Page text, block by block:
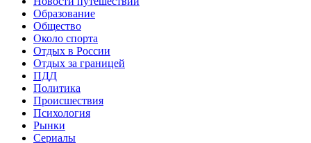
Образование
Общество
Около спорта
Отдых в России
Отдых за границей
ПДД
Политика
Происшествия
Психология
Рынки
Сериалы